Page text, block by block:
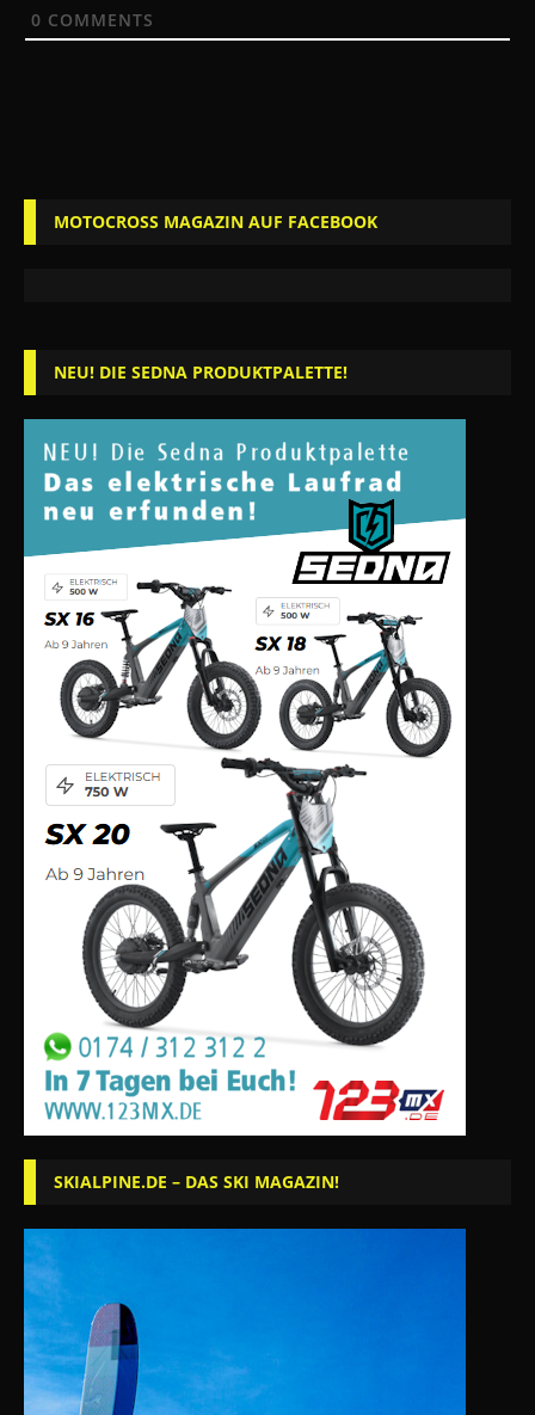
0 COMMENTS
MOTOCROSS MAGAZIN AUF FACEBOOK
NEU! DIE SEDNA PRODUKTPALETTE!
SKIALPINE.DE – DAS SKI MAGAZIN!